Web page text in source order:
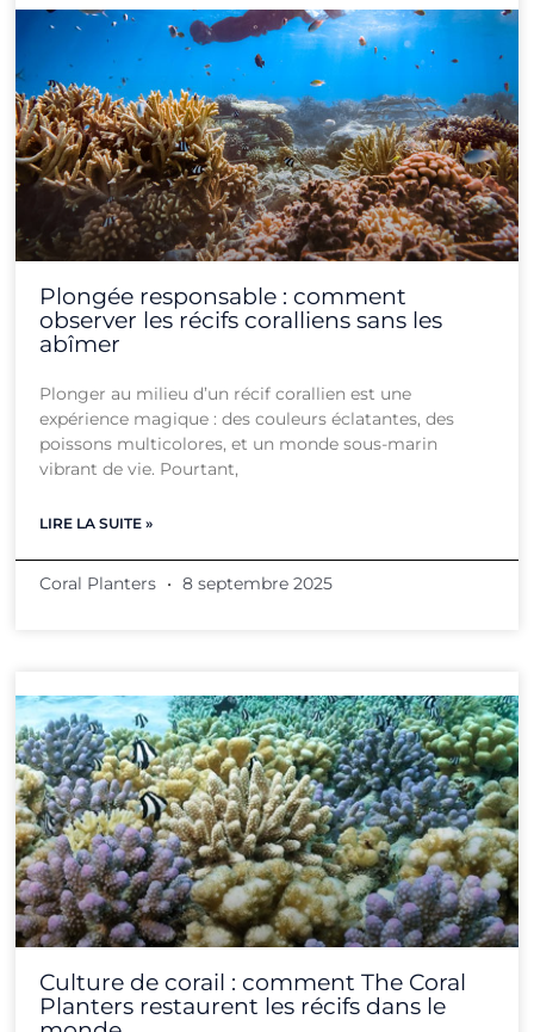
Plongée responsable : comment
observer les récifs coralliens sans les
abîmer
Plonger au milieu d’un récif corallien est une
expérience magique : des couleurs éclatantes, des
poissons multicolores, et un monde sous-marin
vibrant de vie. Pourtant,
LIRE LA SUITE »
Coral Planters 8 septembre 2025
Culture de corail : comment The Coral
Planters restaurent les récifs dans le